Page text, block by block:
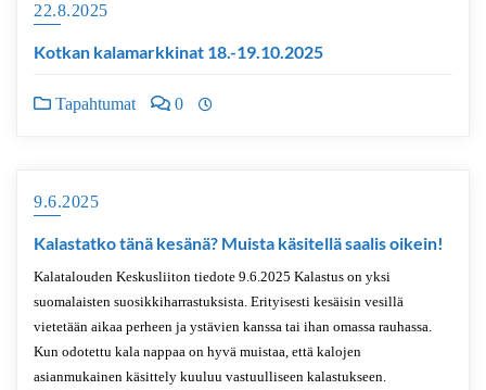
22.8.2025
Kotkan kalamarkkinat 18.-19.10.2025
Tapahtumat 0
9.6.2025
Kalastatko tänä kesänä? Muista käsitellä saalis oikein!
Kalatalouden Keskusliiton tiedote 9.6.2025 Kalastus on yksi
suomalaisten suosikkiharrastuksista. Erityisesti kesäisin vesillä
vietetään aikaa perheen ja ystävien kanssa tai ihan omassa rauhassa.
Kun odotettu kala nappaa on hyvä muistaa, että kalojen
asianmukainen käsittely kuuluu vastuulliseen kalastukseen.